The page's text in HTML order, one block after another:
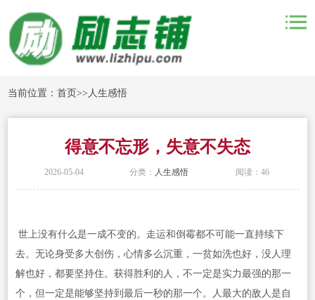
当前位置：首页>> 人生感悟
得意不忘形，失意不失态
2026-05-04 分类： 人生感悟 阅读：46
世上没有什么是一成不变的。走运和倒霉都不可能一直持续下
去。无论身受多大创伤，心情多么沉重，一贫如洗也好，没人理
解也好，都要坚持住。获得胜利的人，不一定是实力最强的那一
个，但一定是能够坚持到最后一秒的那一个。人最大的敌人是自